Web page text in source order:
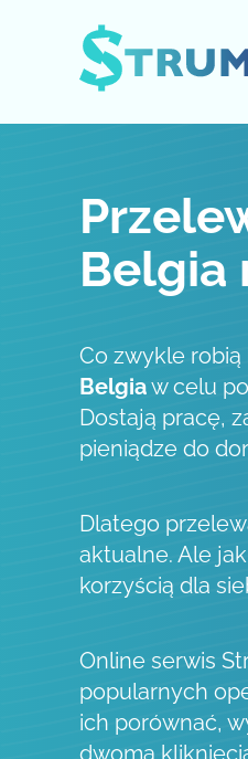
Belgia
Co zwykle
Belgiaw celu
Dostają pracę,
pieniądze do
Dlatego
aktualne. Ale
korzyścią dla
Online serwis
popularnych
ich porównać,
dwoma